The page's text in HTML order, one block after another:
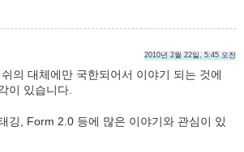
2010년 2월 22일, 5:45 오전
의 대체에만 국한되어서 이야기 되는 것에
이 있습니다.
깅, Form 2.0 등에 많은 이야기와 관심이 있